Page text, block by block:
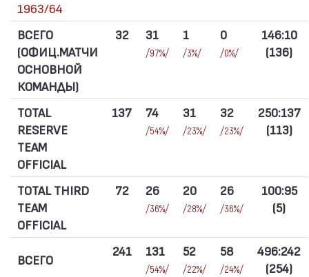
1963/64
ВСЕГО
(ОФИЦ.МАТЧИ
ОСНОВНОЙ
КОМАНДЫ)
32 31
/97%/
1
/3%/
0
/0%/
146:10
(136)
TOTAL
RESERVE
TEAM
OFFICIAL
137 74
/54%/
31
/23%/
32
/23%/
250:137
(113)
TOTAL THIRD
TEAM
OFFICIAL
72 26
/36%/
20
/28%/
26
/36%/
100:95
(5)
ВСЕГО
241 131
/54%/
52
/22%/
58
/24%/
496:242
(254)